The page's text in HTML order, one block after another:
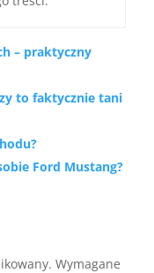
– praktyczny
to faktycznie tani
Ford Mustang?
Wymagane